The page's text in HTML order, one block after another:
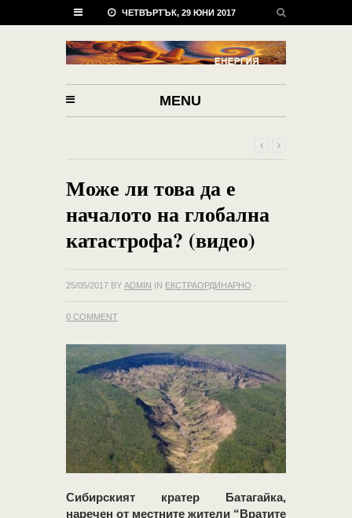
ЧЕТВЪРТЪК, 29 ЮНИ 2017
MENU
Може ли това да е
началото на глобална
катастрофа? (видео)
25/05/2017 BY ADMIN IN ЕКСТРАОРДИНАРНО ·
0 COMMENT
Сибирският кратер Батагайка,
наречен от местните жители “Вратите